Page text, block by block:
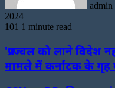
admin
2024
101 1 minute read
'प्रज्ज्वल को लाने विदेश
मामले में कर्नाटक के गृह